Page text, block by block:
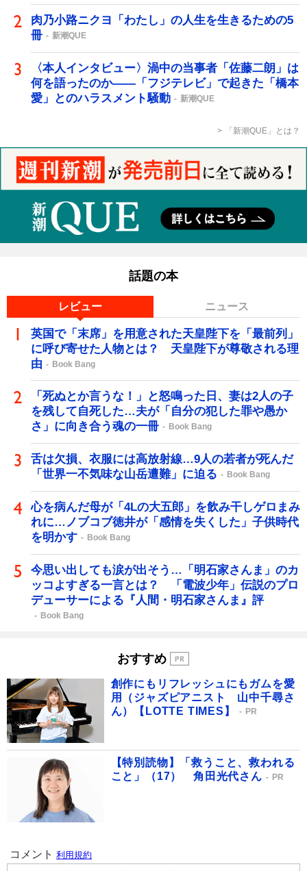
肉乃小路ニクヨ「わたし」の人生を生きるための5
冊
新潮QUE
〈本人インタビュー〉渦中の当事者「佐藤二朗」は
何を語ったのか――「フジテレビ」で起きた「橋本
愛」とのハラスメント騒動
新潮QUE
「新潮QUE」とは？
話題の本
レビュー ニュース
英国で「末席」を用意された天皇陛下を「最前列」
に呼び寄せた人物とは？ 天皇陛下が尊敬される理
由
Book Bang
「死ぬとか言うな！」と怒鳴った日、妻は2人の子
を残して自死した…夫が「自分の犯した罪や愚か
さ」に向き合う魂の一冊
Book Bang
舌は欠損、衣服には高放射線…9人の若者が死んだ
「世界一不気味な山岳遭難」に迫る
Book Bang
心を病んだ母が「4Lの大五郎」を飲み干しゲロまみ
れに…ノブコブ徳井が「感情を失くした」子供時代
を明かす
Book Bang
今思い出しても涙が出そう…「明石家さんま」のカ
ッコよすぎる一言とは？ 「電波少年」伝説のプロ
デューサーによる『人間・明石家さんま』評
Book Bang
おすすめ
創作にもリフレッシュにもガムを愛
用（ジャズピアニスト 山中千尋さ
ん）【LOTTE TIMES】
PR
【特別読物】「救うこと、救われる
こと」（17） 角田光代さん
PR